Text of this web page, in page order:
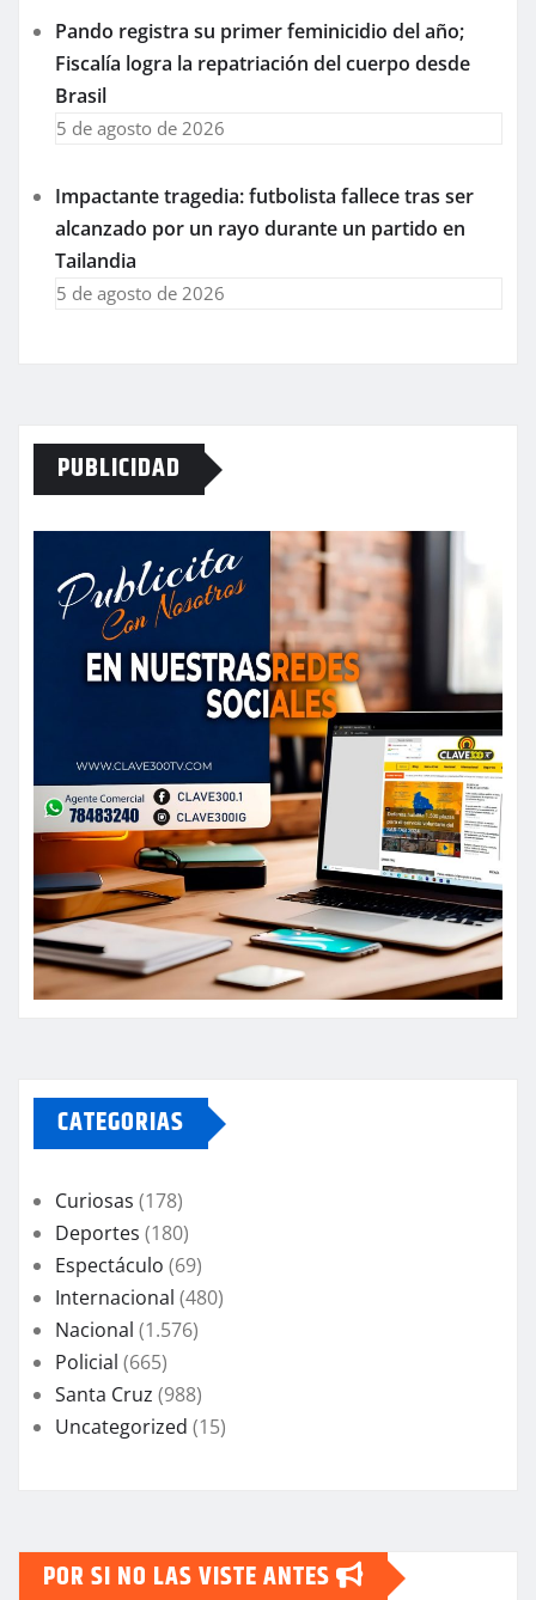
Pando registra su primer feminicidio del año;
Fiscalía logra la repatriación del cuerpo desde
Brasil
5 de agosto de 2026
Impactante tragedia: futbolista fallece tras ser
alcanzado por un rayo durante un partido en
Tailandia
5 de agosto de 2026
PUBLICIDAD
CATEGORIAS
Curiosas (178)
Deportes (180)
Espectáculo (69)
Internacional (480)
Nacional (1.576)
Policial (665)
Santa Cruz (988)
Uncategorized (15)
POR SI NO LAS VISTE ANTES